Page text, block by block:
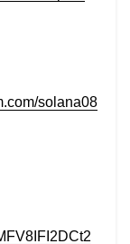
solana08